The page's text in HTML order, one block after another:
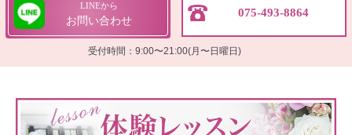
LINEから
お問い合わせ
075-493-8864
受付時間：9:00〜21:00(月〜日曜日)